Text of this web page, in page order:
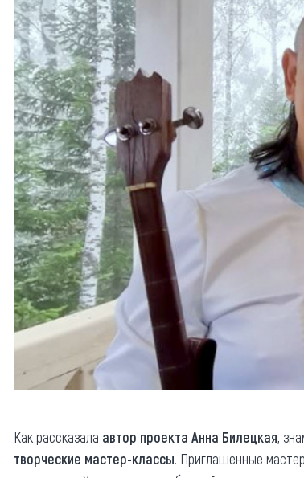
Как рассказала автор проекта Анна Билецкая,
творческие мастер-классы. Приглашенные